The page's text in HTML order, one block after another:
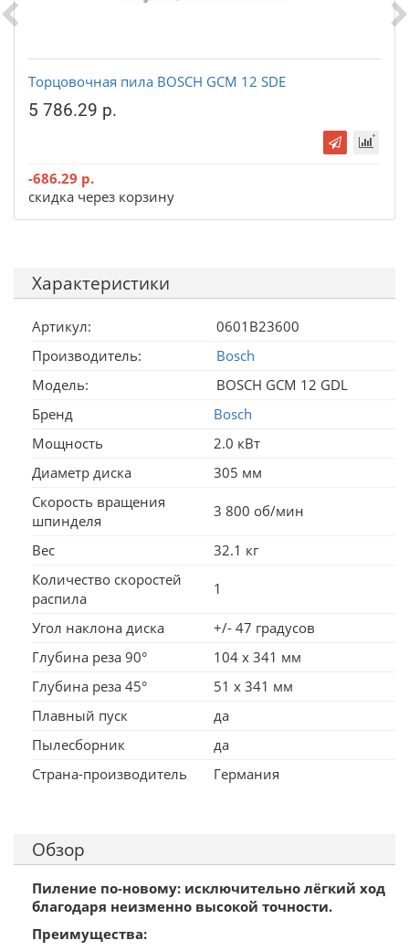
Торцовочная пила BOSCH GCM 12 SDE
5 786.29 р.
-686.29 р.
скидка через корзину
Характеристики
Артикул:
0601B23600
Производитель:
Bosch
Модель:
BOSCH GCM 12 GDL
Бренд
Bosch
Мощность
2.0 кВт
Диаметр диска
305 мм
Скорость вращения
шпинделя
3 800 об/мин
Вес
32.1 кг
Количество скоростей
распила
1
Угол наклона диска
+/- 47 градусов
Глубина реза 90°
104 x 341 мм
Глубина реза 45°
51 x 341 мм
Плавный пуск
да
Пылесборник
да
Страна-производитель
Германия
Обзор
Пиление по-новому: исключительно лёгкий ход
благодаря неизменно высокой точности.
Преимущества: